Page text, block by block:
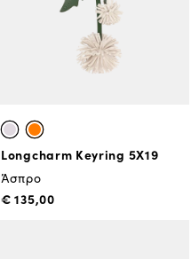
Longcharm Keyring 5X19
Άσπρο
€ 135,00